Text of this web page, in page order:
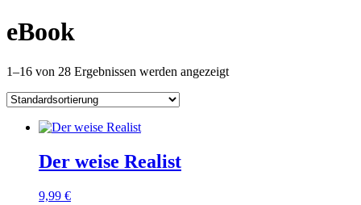
eBook
1–16 von 28 Ergebnissen werden angezeigt
Der weise Realist
9,99 €